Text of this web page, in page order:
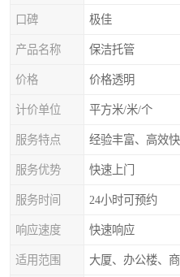
口碑 极佳
产品名称 保洁托管
价格 价格透明
计价单位 平方米/米/个
服务特点 经验丰富、高效
服务优势 快速上门
服务时间 24小时可预约
响应速度 快速响应
适用范围 大厦、办公楼、